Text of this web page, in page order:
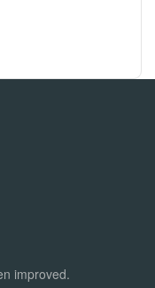
improved.